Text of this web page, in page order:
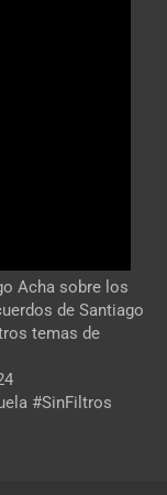
Acha sobre los
de Santiago
temas de
#SinFiltros